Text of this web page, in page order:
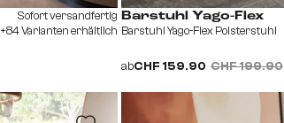
Sofort versandfertig
+84 Varianten erhältlich
Barstuhl Yago-Flex
Barstuhl Yago-Flex Polsterstuhl
abCHF 159.90 CHF 199.90